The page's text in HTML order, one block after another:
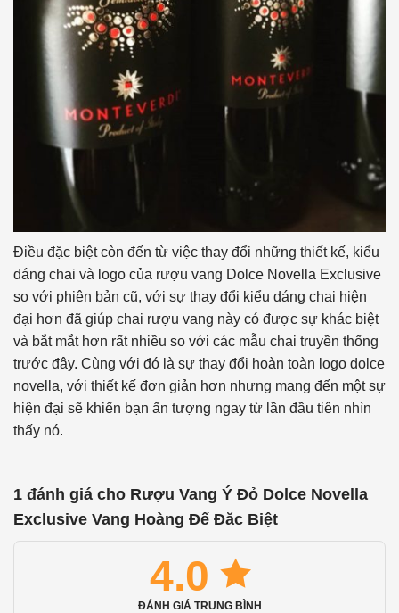
Điều đặc biệt còn đến từ việc thay đổi những thiết kế, kiểu
dáng chai và logo của rượu vang Dolce Novella Exclusive
so với phiên bản cũ, với sự thay đổi kiểu dáng chai hiện
đại hơn đã giúp chai rượu vang này có được sự khác biệt
và bắt mắt hơn rất nhiều so với các mẫu chai truyền thống
trước đây. Cùng với đó là sự thay đổi hoàn toàn logo dolce
novella, với thiết kế đơn giản hơn nhưng mang đến một sự
hiện đại sẽ khiến bạn ấn tượng ngay từ lần đầu tiên nhìn
thấy nó.
1 đánh giá cho Rượu Vang Ý Đỏ Dolce Novella
Exclusive Vang Hoàng Đế Đăc Biệt
4.0
ĐÁNH GIÁ TRUNG BÌNH